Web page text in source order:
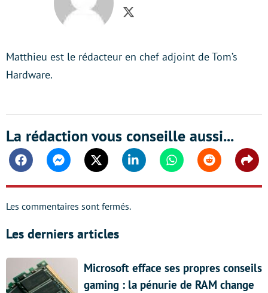
Twitter
Matthieu est le rédacteur en chef adjoint de Tom’s
Hardware.
La rédaction vous conseille aussi...
FacebookMessengerTwitter Linkedin WhatsappReddit
Les commentaires sont fermés.
Les derniers articles
Microsoft efface ses propres conseils
gaming : la pénurie de RAM change